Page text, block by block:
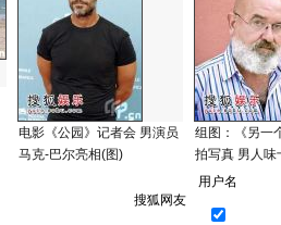
电影《公园》记者会 男演员
马克-巴尔亮相(图)
组图：《另一
拍写真 男人味
用户名